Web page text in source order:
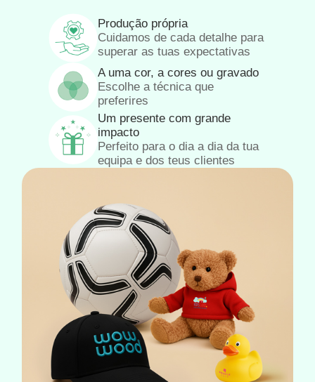
Produção própria
Cuidamos de cada detalhe para
superar as tuas expectativas
A uma cor, a cores ou gravado
Escolhe a técnica que
preferires
Um presente com grande
impacto
Perfeito para o dia a dia da tua
equipa e dos teus clientes